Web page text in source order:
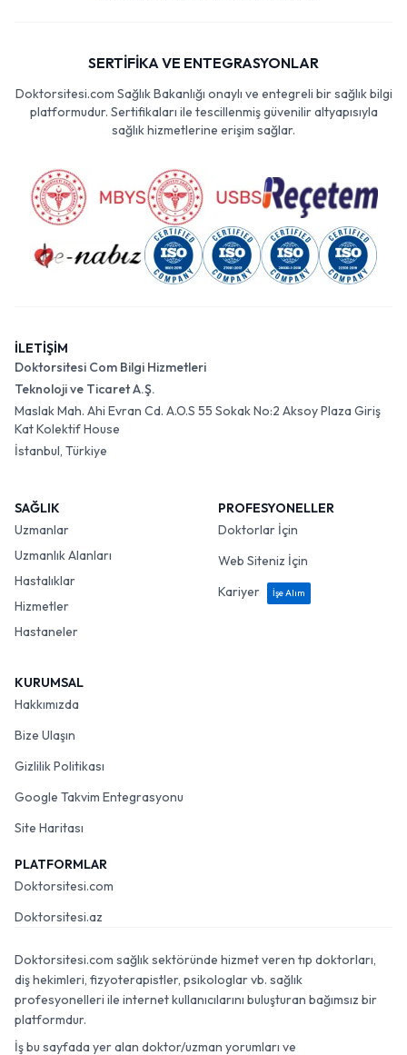
SERTİFİKA VE ENTEGRASYONLAR
Doktorsitesi.com Sağlık Bakanlığı onaylı ve entegreli bir sağlık bilgi
platformudur. Sertifikaları ile tescillenmiş güvenilir altyapısıyla
sağlık hizmetlerine erişim sağlar.
İLETİŞİM
Doktorsitesi Com Bilgi Hizmetleri
Teknoloji ve Ticaret A.Ş.
Maslak Mah. Ahi Evran Cd. A.O.S 55 Sokak No:2 Aksoy Plaza Giriş
Kat Kolektif House
İstanbul, Türkiye
SAĞLIK
Uzmanlar
Uzmanlık Alanları
Hastalıklar
Hizmetler
Hastaneler
PROFESYONELLER
Doktorlar İçin
Web Siteniz İçin
Kariyer
İşe Alım
KURUMSAL
Hakkımızda
Bize Ulaşın
Gizlilik Politikası
Google Takvim Entegrasyonu
Site Haritası
PLATFORMLAR
Doktorsitesi.com
Doktorsitesi.az
Doktorsitesi.com sağlık sektöründe hizmet veren tıp doktorları,
diş hekimleri, fizyoterapistler, psikologlar vb. sağlık
profesyonelleri ile internet kullanıcılarını buluşturan bağımsız bir
platformdur.
İş bu sayfada yer alan doktor/uzman yorumları ve